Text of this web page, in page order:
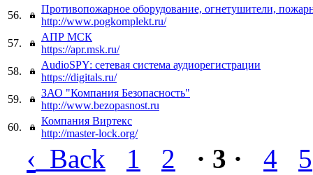
56.
Противопожарное оборудование, огнетушители,
http://www.pogkomplekt.ru/
57.
АПР МСК
https://apr.msk.ru/
58.
AudioSPY: сетевая система аудиорегистрации
https://digitals.ru/
59.
ЗАО "Компания Безопасность"
http://www.bezopasnost.ru
60.
Компания Виртекс
http://master-lock.org/
‹ Back 1 2 · 3 · 4 5